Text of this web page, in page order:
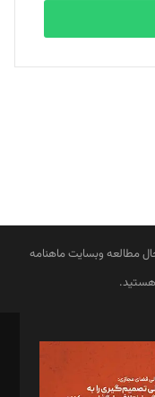
مطالعه وبسایت ماهنامه